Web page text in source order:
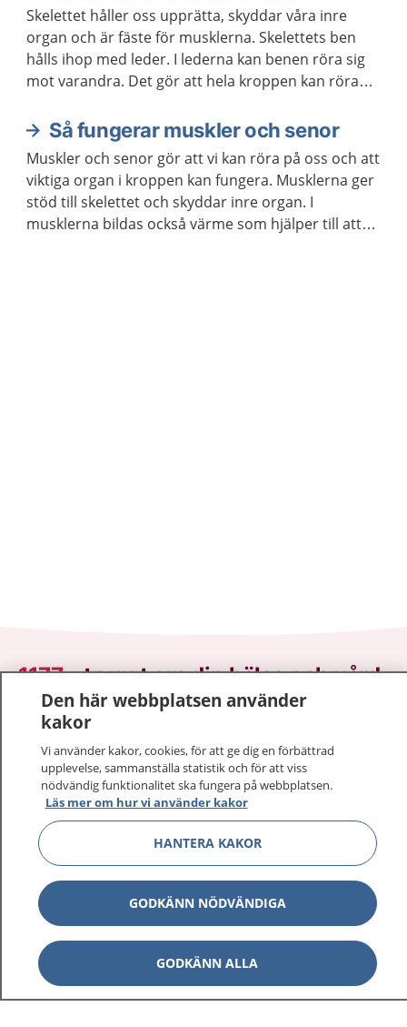
Skelettet håller oss upprätta, skyddar våra inre
organ och är fäste för musklerna. Skelettets ben
hålls ihop med leder. I lederna kan benen röra sig
mot varandra. Det gör att hela kroppen kan röra
Så fungerar muskler och senor
Muskler och senor gör att vi kan röra på oss och att
viktiga organ i kroppen kan fungera. Musklerna ger
stöd till skelettet och skyddar inre organ. I
musklerna bildas också värme som hjälper till att
1177–tryggt om din hälsa och vård
På 1177.se får du råd om hälsa och information om
Logga in för att läsa din journal och göra dina
vårdärenden. Ring telefonnummer 1177 för
sjukvårdsrådgivning dygnet runt.
1177 ger dig råd när du vill må bättre.
1177 på flera språk Visa
Om 1177 Visa
Den här webbplatsen använder
kakor
Vi använder kakor, cookies, för att ge dig en förbättrad
upplevelse, sammanställa statistik och för att viss
nödvändig funktionalitet ska fungera på webbplatsen.
Läs mer om hur vi använder kakor
HANTERA KAKOR
GODKÄNN NÖDVÄNDIGA
GODKÄNN ALLA